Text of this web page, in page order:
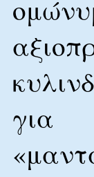
για